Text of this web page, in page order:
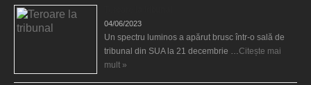
04/06/2023
Un spectru luminos a apărut brusc într-o sală de
tribunal din SUA la 21 decembrie …Citește mai
mult »